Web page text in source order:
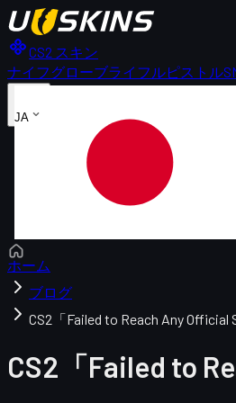
CS2 スキン
ナイフグローブライフルピストル
JA
ホーム
ブログ
CS2「Failed to Reach Any
CS2「Failed to